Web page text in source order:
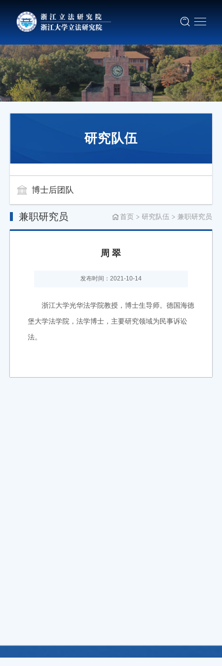
研究队伍
博士后团队
兼职研究员 首页 研究队伍 兼职研究员
周 翠
发布时间：2021-10-14
浙江大学光华法学院教授，博士生导师。德国海德
堡大学法学院，法学博士，主要研究领域为民事诉讼
法。